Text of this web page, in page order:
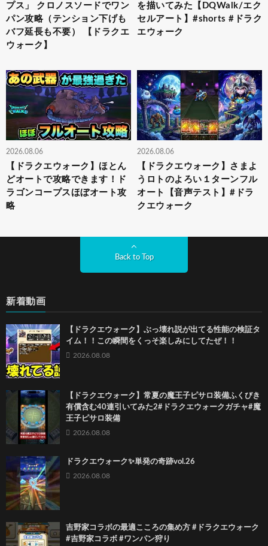
プス」 クロノスソードでワン
パン攻略（テンション下げも
バフ延長も不要） 【ドラクエ
ウォーク】
を描いてみた【DQWalk/エク
セルアート】#shorts #ドラク
エウォーク
2026.08.06
【ドラクエウォーク】ほとん
どオートで攻略できます！ド
ラゴンコープスほぼオート攻
略
2026.08.06
【ドラクエウォーク】さまよ
うロトのよろい１ターンフル
オート【音声テスト】#ドラ
クエウォーク
Back to Top
新着動画
【ドラクエウォーク】ぶっ壊れ説が出てる性能の検証タ
イム！！この瞬間をくっそ楽しみにしてたぜ！！
2026.08.08
【ドラクエウォーク】常夏の魔王子ピサロ装備ふくびき
有償含む40連引いてみた2#ドラクエウォークガチャ#魔
王子ピサロ装備
2026.08.08
ドラクエウォーク✨単発の奇跡vol.26
2026.08.08
吉野家コラボの最適こころの集め方 #ドラクエウォーク
#吉野家コラボ #ワンパン狩り